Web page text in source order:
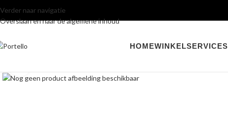
Verder naar navigatie
Overslaan en naar de algemene inhoud
HOMEWINKELSERVICES